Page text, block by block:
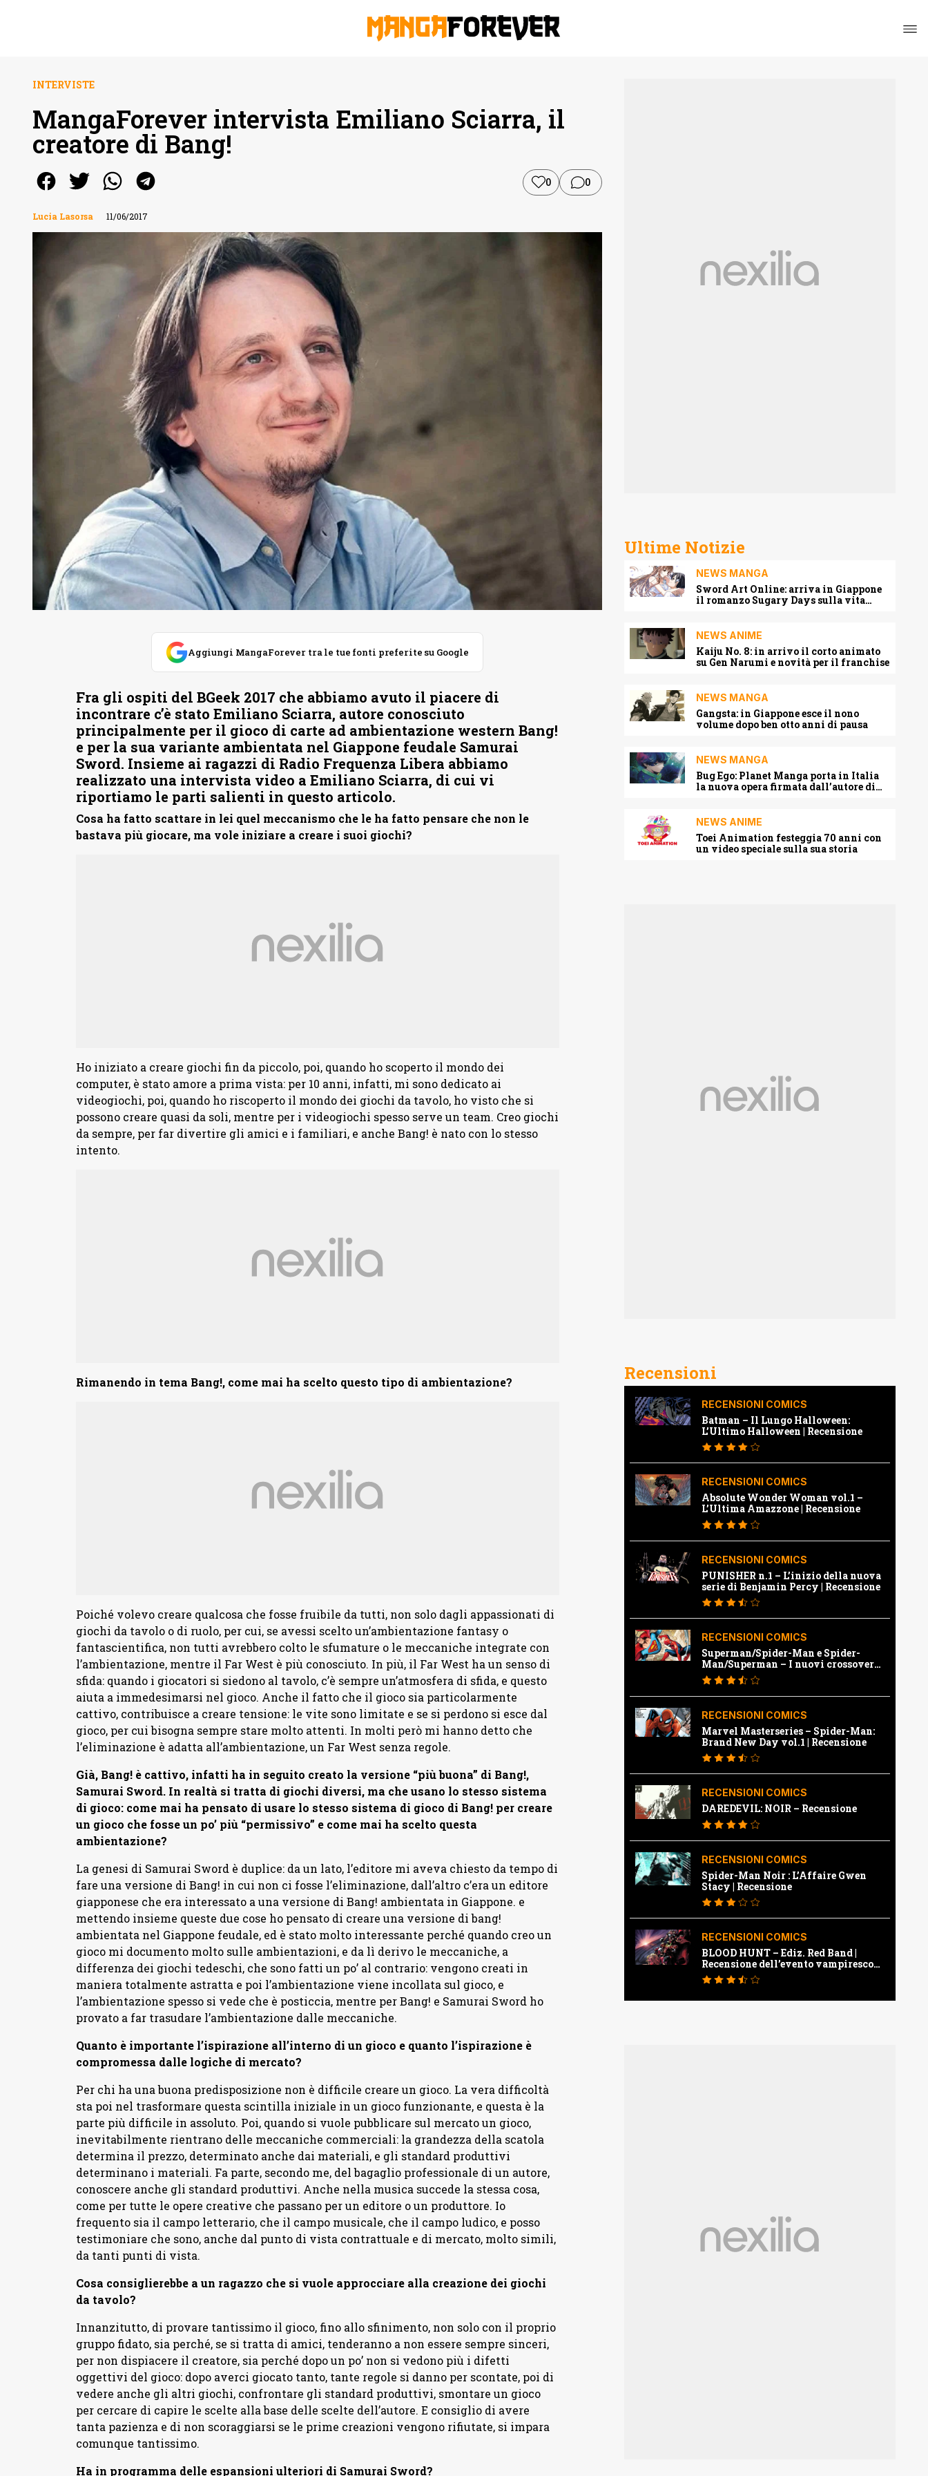
INTERVISTE
MangaForever intervista Emiliano Sciarra, il
creatore di Bang!
0 0
Lucia Lasorsa 11/06/2017
Aggiungi MangaForever tra le tue fonti preferite su Google
Fra gli ospiti del BGeek 2017 che abbiamo avuto il piacere di
incontrare c’è stato Emiliano Sciarra, autore conosciuto
principalmente per il gioco di carte ad ambientazione western Bang!
e per la sua variante ambientata nel Giappone feudale Samurai
Sword. Insieme ai ragazzi di Radio Frequenza Libera abbiamo
realizzato una intervista video a Emiliano Sciarra, di cui vi
riportiamo le parti salienti in questo articolo.
Cosa ha fatto scattare in lei quel meccanismo che le ha fatto pensare che non le
bastava più giocare, ma vole iniziare a creare i suoi giochi?
Ho iniziato a creare giochi fin da piccolo, poi, quando ho scoperto il mondo dei
computer, è stato amore a prima vista: per 10 anni, infatti, mi sono dedicato ai
videogiochi, poi, quando ho riscoperto il mondo dei giochi da tavolo, ho visto che si
possono creare quasi da soli, mentre per i videogiochi spesso serve un team. Creo giochi
da sempre, per far divertire gli amici e i familiari, e anche Bang! è nato con lo stesso
intento.
Rimanendo in tema Bang!, come mai ha scelto questo tipo di ambientazione?
Poiché volevo creare qualcosa che fosse fruibile da tutti, non solo dagli appassionati di
giochi da tavolo o di ruolo, per cui, se avessi scelto un’ambientazione fantasy o
fantascientifica, non tutti avrebbero colto le sfumature o le meccaniche integrate con
l’ambientazione, mentre il Far West è più conosciuto. In più, il Far West ha un senso di
sfida: quando i giocatori si siedono al tavolo, c’è sempre un’atmosfera di sfida, e questo
aiuta a immedesimarsi nel gioco. Anche il fatto che il gioco sia particolarmente
cattivo, contribuisce a creare tensione: le vite sono limitate e se si perdono si esce dal
gioco, per cui bisogna sempre stare molto attenti. In molti però mi hanno detto che
l’eliminazione è adatta all’ambientazione, un Far West senza regole.
Già, Bang! è cattivo, infatti ha in seguito creato la versione “più buona” di Bang!,
Samurai Sword. In realtà si tratta di giochi diversi, ma che usano lo stesso sistema
di gioco: come mai ha pensato di usare lo stesso sistema di gioco di Bang! per creare
un gioco che fosse un po’ più “permissivo” e come mai ha scelto questa
ambientazione?
La genesi di Samurai Sword è duplice: da un lato, l’editore mi aveva chiesto da tempo di
fare una versione di Bang! in cui non ci fosse l’eliminazione, dall’altro c’era un editore
giapponese che era interessato a una versione di Bang! ambientata in Giappone. e
mettendo insieme queste due cose ho pensato di creare una versione di bang!
ambientata nel Giappone feudale, ed è stato molto interessante perché quando creo un
gioco mi documento molto sulle ambientazioni, e da lì derivo le meccaniche, a
differenza dei giochi tedeschi, che sono fatti un po’ al contrario: vengono creati in
maniera totalmente astratta e poi l’ambientazione viene incollata sul gioco, e
l’ambientazione spesso si vede che è posticcia, mentre per Bang! e Samurai Sword ho
provato a far trasudare l’ambientazione dalle meccaniche.
Quanto è importante l’ispirazione all’interno di un gioco e quanto l’ispirazione è
compromessa dalle logiche di mercato?
Per chi ha una buona predisposizione non è difficile creare un gioco. La vera difficoltà
sta poi nel trasformare questa scintilla iniziale in un gioco funzionante, e questa è la
parte più difficile in assoluto. Poi, quando si vuole pubblicare sul mercato un gioco,
inevitabilmente rientrano delle meccaniche commerciali: la grandezza della scatola
determina il prezzo, determinato anche dai materiali, e gli standard produttivi
determinano i materiali. Fa parte, secondo me, del bagaglio professionale di un autore,
conoscere anche gli standard produttivi. Anche nella musica succede la stessa cosa,
come per tutte le opere creative che passano per un editore o un produttore. Io
frequento sia il campo letterario, che il campo musicale, che il campo ludico, e posso
testimoniare che sono, anche dal punto di vista contrattuale e di mercato, molto simili,
da tanti punti di vista.
Cosa consiglierebbe a un ragazzo che si vuole approcciare alla creazione dei giochi
da tavolo?
Innanzitutto, di provare tantissimo il gioco, fino allo sfinimento, non solo con il proprio
gruppo fidato, sia perché, se si tratta di amici, tenderanno a non essere sempre sinceri,
per non dispiacere il creatore, sia perché dopo un po’ non si vedono più i difetti
oggettivi del gioco: dopo averci giocato tanto, tante regole si danno per scontate, poi di
vedere anche gli altri giochi, confrontare gli standard produttivi, smontare un gioco
per cercare di capire le scelte alla base delle scelte dell’autore. E consiglio di avere
tanta pazienza e di non scoraggiarsi se le prime creazioni vengono rifiutate, si impara
comunque tantissimo.
Ha in programma delle espansioni ulteriori di Samurai Sword?
Ultime Notizie
NEWS MANGA
Sword Art Online: arriva in Giappone
il romanzo Sugary Days sulla vita
NEWS ANIME
Kaiju No. 8: in arrivo il corto animato
su Gen Narumi e novità per il franchise
NEWS MANGA
Gangsta: in Giappone esce il nono
volume dopo ben otto anni di pausa
NEWS MANGA
Bug Ego: Planet Manga porta in Italia
la nuova opera firmata dall’autore di
NEWS ANIME
Toei Animation festeggia 70 anni con
un video speciale sulla sua storia
Recensioni
RECENSIONI COMICS
Batman – Il Lungo Halloween:
L’Ultimo Halloween | Recensione
RECENSIONI COMICS
Absolute Wonder Woman vol.1 –
L’Ultima Amazzone | Recensione
RECENSIONI COMICS
PUNISHER n.1 – L’inizio della nuova
serie di Benjamin Percy | Recensione
RECENSIONI COMICS
Superman/Spider-Man e Spider-
Man/Superman – I nuovi crossover
Marvel e Dc | Recensione
RECENSIONI COMICS
Marvel Masterseries – Spider-Man:
Brand New Day vol.1 | Recensione
RECENSIONI COMICS
DAREDEVIL: NOIR – Recensione
RECENSIONI COMICS
Spider-Man Noir : L’Affaire Gwen
Stacy | Recensione
RECENSIONI COMICS
BLOOD HUNT – Ediz. Red Band |
Recensione dell’evento vampiresco
della Marvel